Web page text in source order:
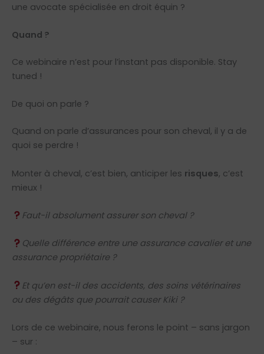
une avocate spécialisée en droit équin ?
Quand ?
Ce webinaire n’est pour l’instant pas disponible. Stay
tuned !
De quoi on parle ?
Quand on parle d’assurances pour son cheval, il y a de
quoi se perdre !
Monter à cheval, c’est bien, anticiper les risques, c’est
mieux !
Faut-il absolument assurer son cheval ?
Quelle différence entre une assurance cavalier et une
assurance propriétaire ?
Et qu’en est-il des accidents, des soins vétérinaires
ou des dégâts que pourrait causer Kiki ?
Lors de ce webinaire, nous ferons le point – sans jargon
– sur :